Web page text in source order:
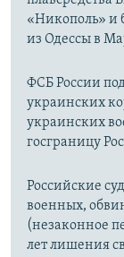
«Никополь» и
из Одессы в
ФСБ России
украинских
украинских
госграницу
Российские
военных,
(незаконное
лет лишения